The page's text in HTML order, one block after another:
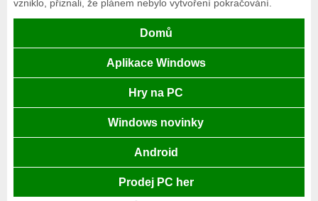
vzniklo, přiznali, že plánem nebylo vytvoření pokračování.
Domů
Aplikace Windows
Hry na PC
Windows novinky
Android
Prodej PC her